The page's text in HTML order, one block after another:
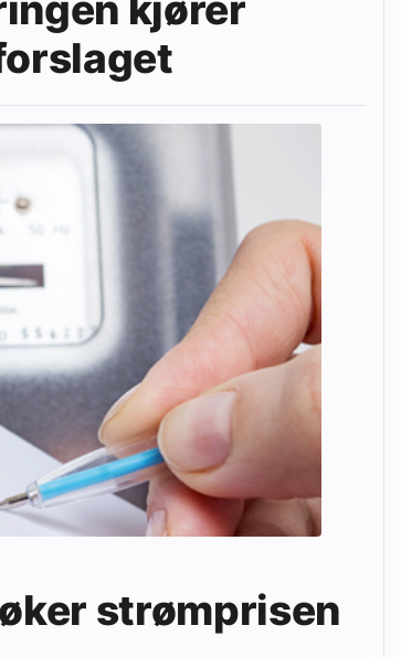
strømprisen